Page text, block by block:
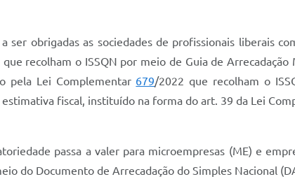
ser obrigadas as sociedades de profissionais liberais
recolham o ISSQN por meio de Guia de
pela Lei Complementar 679/2022 que recolham o
fiscal, instituído na forma do art. 39 da Lei
passa a valer para microempresas (ME) e
do Documento de Arrecadação do Simples Nacional